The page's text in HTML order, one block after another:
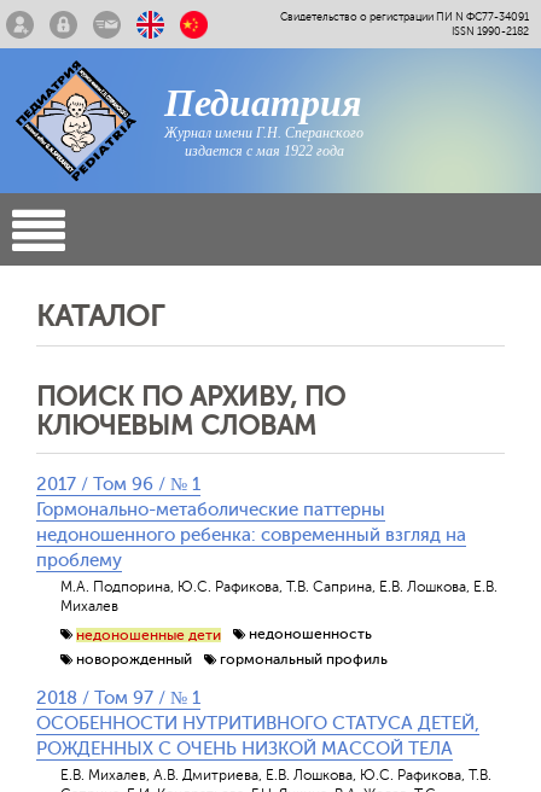
Свидетельство о регистрации ПИ N ФС77-34091
ISSN 1990-2182
Педиатрия
Журнал имени Г.Н. Сперанского
издается с мая 1922 года
КАТАЛОГ
ПОИСК ПО АРХИВУ, ПО
КЛЮЧЕВЫМ СЛОВАМ
2017 / Том 96 / № 1
Гормонально-метаболические паттерны
недоношенного ребенка: cовременный взгляд на
проблему
М.А. Подпорина, Ю.С. Рафикова, Т.В. Саприна, Е.В. Лошкова, Е.В.
Михалев
недоношенные дети
недоношенность
новорожденный
гормональный профиль
2018 / Том 97 / № 1
ОСОБЕННОСТИ НУТРИТИВНОГО СТАТУСА ДЕТЕЙ,
РОЖДЕННЫХ С ОЧЕНЬ НИЗКОЙ МАССОЙ ТЕЛА
Е.В. Михалев, А.В. Дмитриева, Е.В. Лошкова, Ю.С. Рафикова, Т.В.